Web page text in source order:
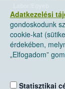
Adatkezelési
gondoskodunk
cookie-kat
érdekében,
„Elfogadom”
Statisztikai